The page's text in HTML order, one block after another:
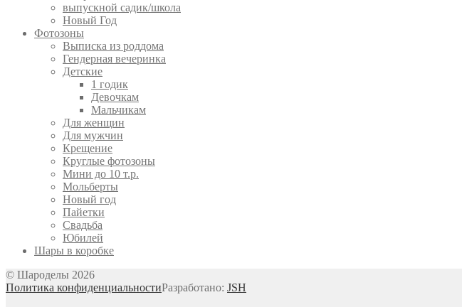
выпускной садик/школа
Новый Год
Фотозоны
Выписка из роддома
Гендерная вечеринка
Детские
1 годик
Девочкам
Мальчикам
Для женщин
Для мужчин
Крещение
Круглые фотозоны
Мини до 10 т.р.
Мольберты
Новый год
Пайетки
Свадьба
Юбилей
Шары в коробке
© Шароделы 2026
Политика конфиденциальностиРазработано: JSH